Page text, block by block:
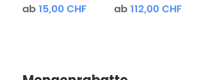
ab 15,00 CHF ab 112,00 CHF